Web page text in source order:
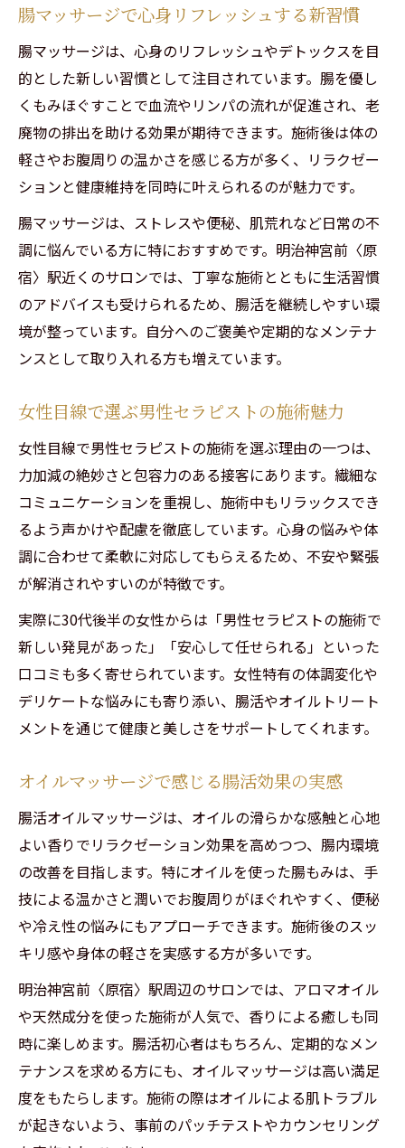
腸もみやオイル施術の人気サロン共通点
心身を整える男性セラピストの魅力
男性セラピスト施術が心身に与える癒し効
果
腸活やオイルマッサージで安心感を得る理
由
女性から支持される男性セラピストの対応
力
腸内環境改善に役立つリラクゼーション施
術
口コミで選ばれる人気腸もみサロンの条件
悩みを和らげる腸もみの新常識
腸活サロンで受ける腸マッサージの新常識
女性特有の便秘やお腹の不調におすすめ施
術
腸もみやオイルマッサージの効果的な受け
方
腸内環境を守るための腸活ライフスタイル
提案
オイルマッサージで始める腸活生活
男性セラピストと始める快適な腸活生活
オイルマッサージで腸内環境リセット体験
腸活とリラクゼーションを同時に叶える秘
訣
腸活生活を続けるためのサロン利用のコツ
腸マッサージで心身リフレッシュする新習慣
腸マッサージは、心身のリフレッシュやデトックスを目
的とした新しい習慣として注目されています。腸を優し
くもみほぐすことで血流やリンパの流れが促進され、老
廃物の排出を助ける効果が期待できます。施術後は体の
軽さやお腹周りの温かさを感じる方が多く、リラクゼー
ションと健康維持を同時に叶えられるのが魅力です。
腸マッサージは、ストレスや便秘、肌荒れなど日常の不
調に悩んでいる方に特におすすめです。明治神宮前〈原
宿〉駅近くのサロンでは、丁寧な施術とともに生活習慣
のアドバイスも受けられるため、腸活を継続しやすい環
境が整っています。自分へのご褒美や定期的なメンテナ
ンスとして取り入れる方も増えています。
女性目線で選ぶ男性セラピストの施術魅力
女性目線で男性セラピストの施術を選ぶ理由の一つは、
力加減の絶妙さと包容力のある接客にあります。繊細な
コミュニケーションを重視し、施術中もリラックスでき
るよう声かけや配慮を徹底しています。心身の悩みや体
調に合わせて柔軟に対応してもらえるため、不安や緊張
が解消されやすいのが特徴です。
実際に30代後半の女性からは「男性セラピストの施術で
新しい発見があった」「安心して任せられる」といった
口コミも多く寄せられています。女性特有の体調変化や
デリケートな悩みにも寄り添い、腸活やオイルトリート
メントを通じて健康と美しさをサポートしてくれます。
オイルマッサージで感じる腸活効果の実感
腸活オイルマッサージは、オイルの滑らかな感触と心地
よい香りでリラクゼーション効果を高めつつ、腸内環境
の改善を目指します。特にオイルを使った腸もみは、手
技による温かさと潤いでお腹周りがほぐれやすく、便秘
や冷え性の悩みにもアプローチできます。施術後のスッ
キリ感や身体の軽さを実感する方が多いです。
明治神宮前〈原宿〉駅周辺のサロンでは、アロマオイル
や天然成分を使った施術が人気で、香りによる癒しも同
時に楽しめます。腸活初心者はもちろん、定期的なメン
テナンスを求める方にも、オイルマッサージは高い満足
度をもたらします。施術の際はオイルによる肌トラブル
が起きないよう、事前のパッチテストやカウンセリング